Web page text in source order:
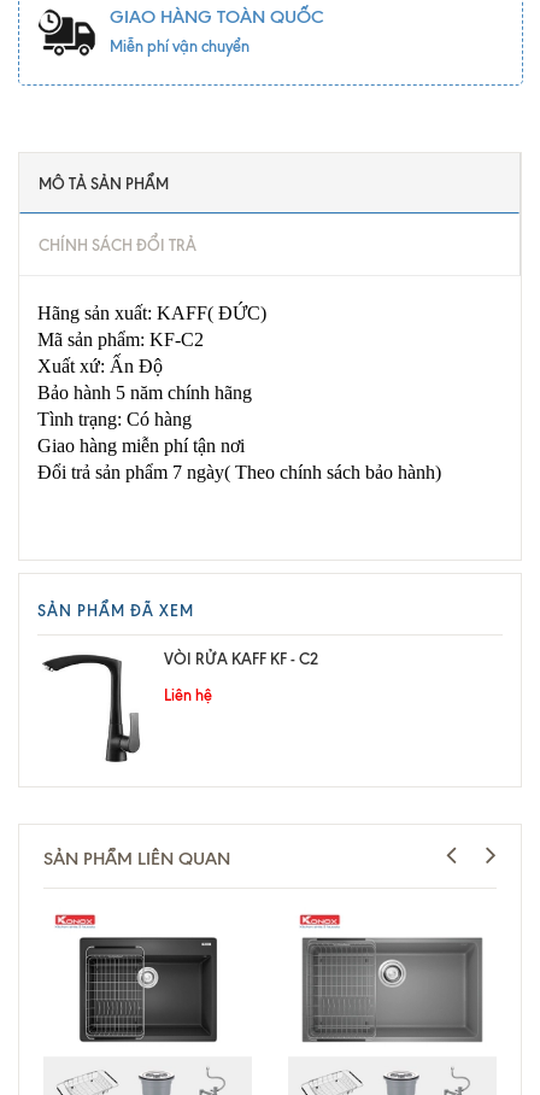
GIAO HÀNG TOÀN QUỐC
Miễn phí vận chuyển
MÔ TẢ SẢN PHẨM
CHÍNH SÁCH ĐỔI TRẢ
Hãng sản xuất: KAFF( ĐỨC)
Mã sản phẩm: KF-C2
Xuất xứ: Ấn Độ
Bảo hành 5 năm chính hãng
Tình trạng: Có hàng
Giao hàng miễn phí tận nơi
Đổi trả sản phẩm 7 ngày( Theo chính sách bảo hành)
SẢN PHẨM ĐÃ XEM
VÒI RỬA KAFF KF - C2
Liên hệ
SẢN PHẨM LIÊN QUAN